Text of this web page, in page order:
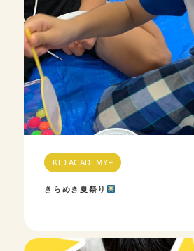
KID ACADEMY+
きらめき夏祭り